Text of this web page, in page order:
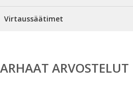
Virtaussäätimet
ARVOSTELUT